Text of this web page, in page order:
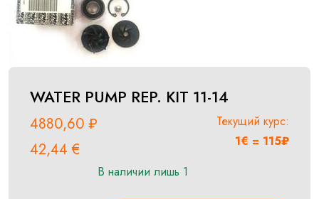
WATER PUMP REP. KIT 11-14
4880,60 ₽
42,44€
Текущий курс:
1€ = 115₽
В наличии лишь 1